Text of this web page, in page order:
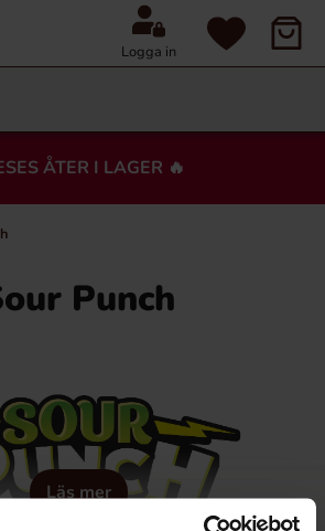
Logga in
ÅTER I LAGER 🔥
Punch
Läs mer